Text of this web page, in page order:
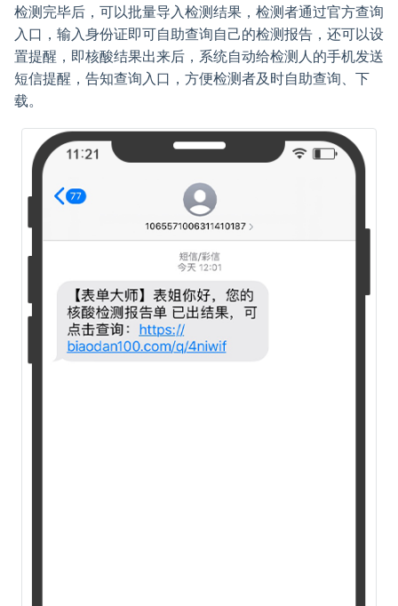
检测完毕后，可以批量导入检测结果，检测者通过官方查询
入口，输入身份证即可自助查询自己的检测报告，还可以设
置提醒，即核酸结果出来后，系统自动给检测人的手机发送
短信提醒，告知查询入口，方便检测者及时自助查询、下
载。